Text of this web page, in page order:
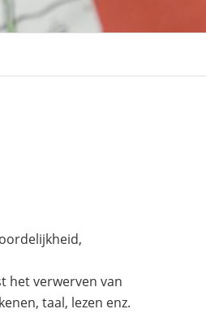
het verwerven van
taal, lezen enz.